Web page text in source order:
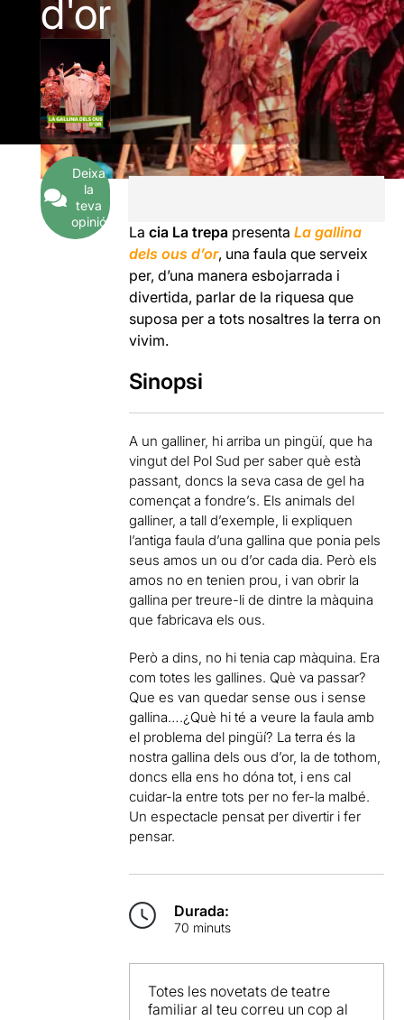
d'or
Deixa
la
teva
opinió
Lacia La trepa presentaLa gallina
dels ous d’or, una faula que serveix
per, d’una manera esbojarrada i
divertida, parlar de la riquesa que
suposa per a tots nosaltres la terra on
vivim.
Sinopsi
A un galliner, hi arriba un pingüí, que ha
vingut del Pol Sud per saber què està
passant, doncs la seva casa de gel ha
començat a fondre’s. Els animals del
galliner, a tall d’exemple, li expliquen
l’antiga faula d’una gallina que ponia pels
seus amos un ou d’or cada dia. Però els
amos no en tenien prou, i van obrir la
gallina per treure-li de dintre la màquina
que fabricava els ous.
Però a dins, no hi tenia cap màquina. Era
com totes les gallines. Què va passar?
Que es van quedar sense ous i sense
gallina….¿Què hi té a veure la faula amb
el problema del pingüí? La terra és la
nostra gallina dels ous d’or, la de tothom,
doncs ella ens ho dóna tot, i ens cal
cuidar-la entre tots per no fer-la malbé.
Un espectacle pensat per divertir i fer
pensar.
Durada:
70 minuts
Totes les novetats de teatre
familiar al teu correu un cop al